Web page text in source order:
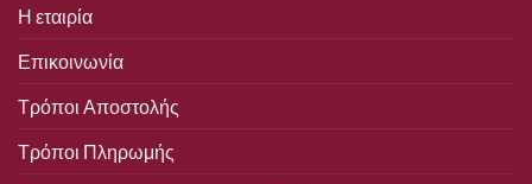
Η εταιρία
Επικοινωνία
Τρόποι Αποστολής
Τρόποι Πληρωμής